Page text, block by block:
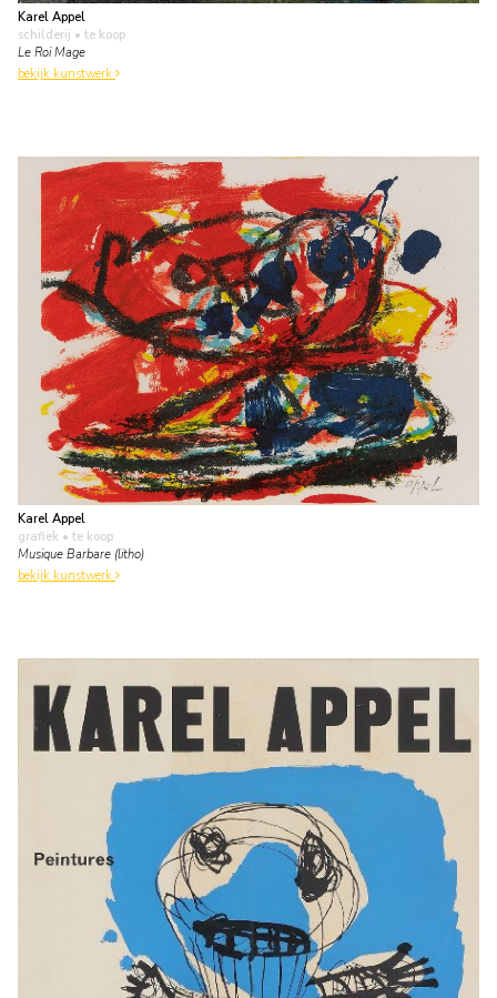
Karel Appel
schilderij • te koop
Le Roi Mage
bekijk kunstwerk
Karel Appel
grafiek • te koop
Musique Barbare (litho)
bekijk kunstwerk